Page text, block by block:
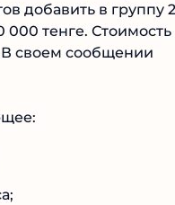
добавить в группу
000 тенге. Стоимость
В своем сообщении